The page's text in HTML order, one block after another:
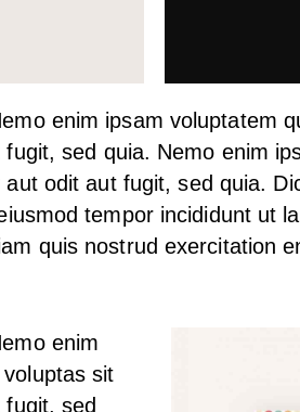
enim ipsam voluptatem
sed quia. Nemo enim
odit aut fugit, sed quia.
tempor incididunt ut
quis nostrud exercitation
enim
sit
sed